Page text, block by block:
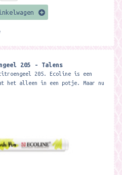
205 - Talens
205. Ecoline is een
het alleen in een potje. Maar nu